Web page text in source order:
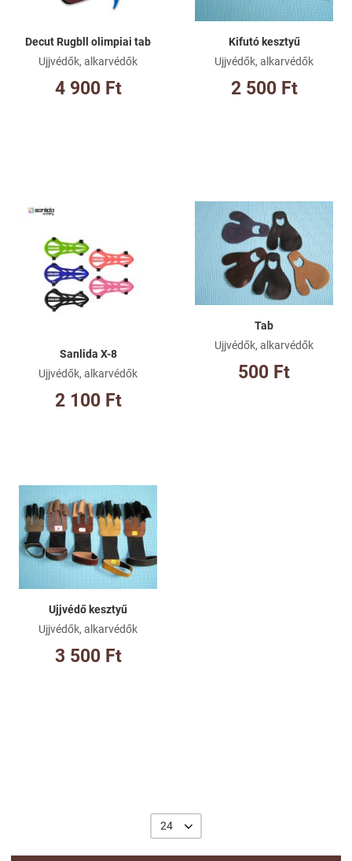
Decut Rugbll olimpiai tab
Ujjvédők, alkarvédők
4 900 Ft
Kifutó kesztyű
Ujjvédők, alkarvédők
2 500 Ft
Kívánságlistához adom
Összehasonlításhoz adom
Gyorsnézet
Sanlida X-8
Ujjvédők, alkarvédők
2 100 Ft
Tab
Ujjvédők, alkarvédők
500 Ft
Ujjvédő kesztyű
Ujjvédők, alkarvédők
3 500 Ft
24